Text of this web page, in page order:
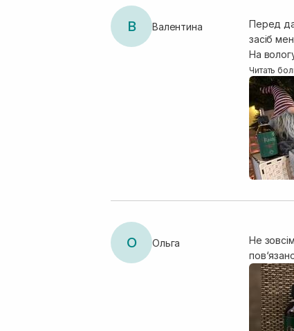
В Валентина
Перед
засіб
На
засіб
це супер
Читать
О Ольга
Не